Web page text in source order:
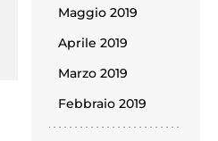
Maggio 2019
Aprile 2019
Marzo 2019
Febbraio 2019